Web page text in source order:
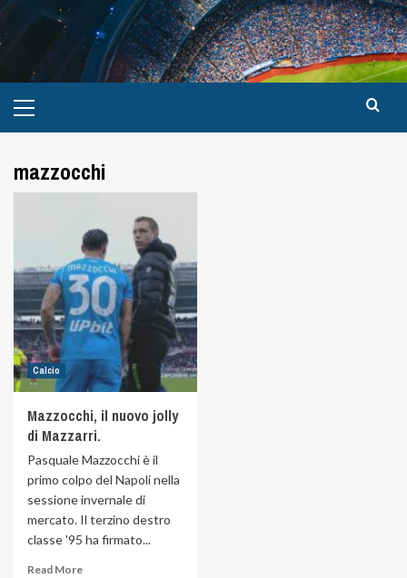
mazzocchi
Calcio
Mazzocchi, il nuovo jolly
di Mazzarri.
Pasquale Mazzocchi è il
primo colpo del Napoli nella
sessione invernale di
mercato. Il terzino destro
classe '95 ha firmato...
Read More